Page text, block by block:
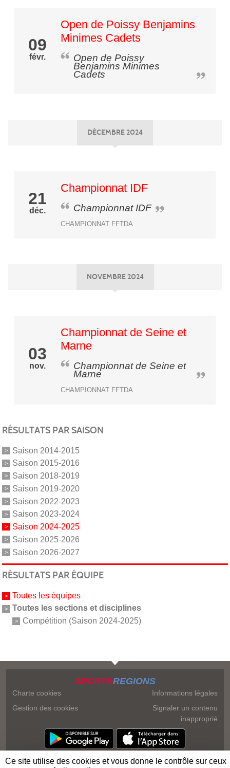
09
févr.
Open de Poissy Benjamins
Minimes Cadets
Open de Poissy
Benjamins Minimes
Cadets
DÉCEMBRE 2024
21
déc.
Championnat IDF
Championnat IDF
CHAMPIONNAT FFTDA
NOVEMBRE 2024
03
nov.
Championnat de Seine et
Marne
Championnat de Seine et
Marne
CHAMPIONNAT FFTDA
RÉSULTATS PAR SAISON
Saison 2014-2015
Saison 2015-2016
Saison 2018-2019
Saison 2019-2020
Saison 2022-2023
Saison 2023-2024
Saison 2024-2025
Saison 2025-2026
Saison 2026-2027
RÉSULTATS PAR ÉQUIPE
Toutes les équipes
Toutes les sections et disciplines
Compétition (Saison 2024-2025)
SPORTSREGIONS
Charte cookies
Gestion des cookies
Informations légales
Signaler un contenu
inapproprié
Ce site utilise des cookies et vous donne le contrôle sur ceux